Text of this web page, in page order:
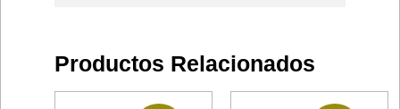
Productos Relacionados